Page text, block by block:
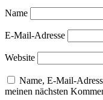
Name
E-Mail-Adresse
Website
Name, E-Mail-
meinen nächsten